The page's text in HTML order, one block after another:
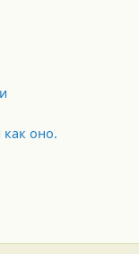
как оно.